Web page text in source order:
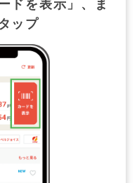
ドを表示」、ま
ップ